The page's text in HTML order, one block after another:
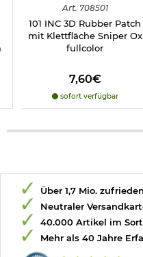
Art. 708501
101 INC 3D Rubber Patch
mit Klettfläche Sniper Ox
fullcolor
7,60€
sofort verfügbar
Über 1,7 Mio.
Neutraler
40.000 Artikel im
Mehr als 40 Jahre